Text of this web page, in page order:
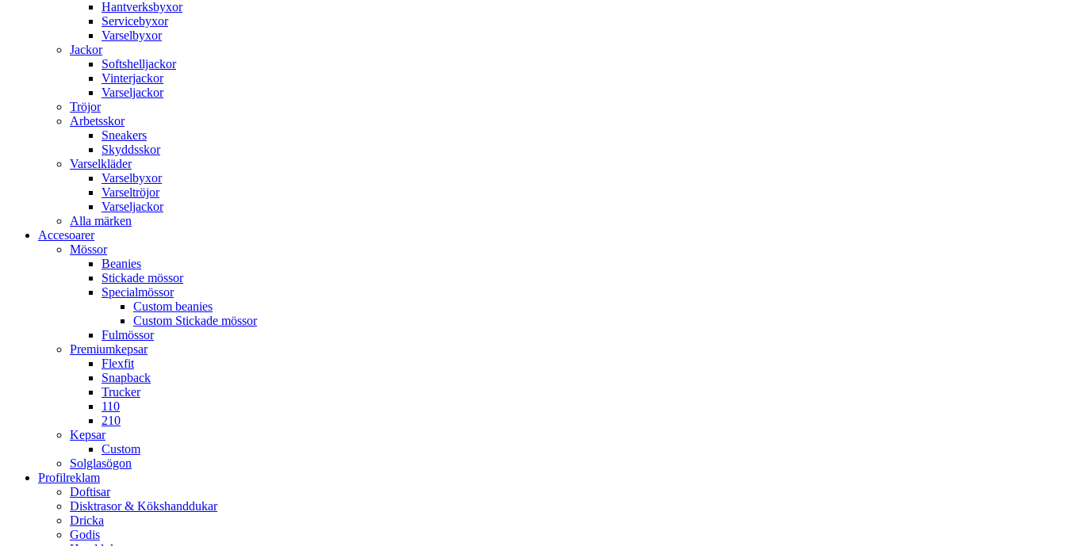
Hantverksbyxor
Servicebyxor
Varselbyxor
Jackor
Softshelljackor
Vinterjackor
Varseljackor
Tröjor
Arbetsskor
Sneakers
Skyddsskor
Varselkläder
Varselbyxor
Varseltröjor
Varseljackor
Alla märken
Accesoarer
Mössor
Beanies
Stickade mössor
Specialmössor
Custom beanies
Custom Stickade mössor
Fulmössor
Premiumkepsar
Flexfit
Snapback
Trucker
110
210
Kepsar
Custom
Solglasögon
Profilreklam
Doftisar
Disktrasor & Kökshanddukar
Dricka
Godis